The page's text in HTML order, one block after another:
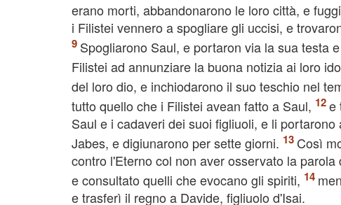
erano morti, abbandonarono le loro città, e
i Filistei vennero a spogliare gli uccisi, e
Spogliarono Saul, e portaron via la sua testa
Filistei ad annunziare la buona notizia ai loro
del loro dio, e inchiodarono il suo teschio nel
tutto quello che i Filistei avean fatto a Saul,
e
Saul e i cadaveri dei suoi figliuoli, e li
Jabes, e digiunarono per sette giorni.
Così
contro l'Eterno col non aver osservato la
e consultato quelli che evocano gli spiriti,
e trasferì il regno a Davide, figliuolo d'Isai.